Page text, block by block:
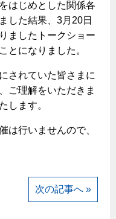
ジョーズ
較
企業情報
はじめとした関係各
した結果、3月20日
ましたトークショー
とになりました。
されていた皆さまに
ご理解をいただきま
します。
は行いませんので、
次の記事へ »